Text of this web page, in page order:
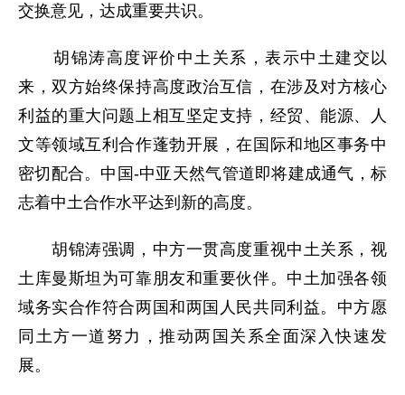
交换意见，达成重要共识。
胡锦涛高度评价中土关系，表示中土建交以
来，双方始终保持高度政治互信，在涉及对方核心
利益的重大问题上相互坚定支持，经贸、能源、人
文等领域互利合作蓬勃开展，在国际和地区事务中
密切配合。中国-中亚天然气管道即将建成通气，标
志着中土合作水平达到新的高度。
胡锦涛强调，中方一贯高度重视中土关系，视
土库曼斯坦为可靠朋友和重要伙伴。中土加强各领
域务实合作符合两国和两国人民共同利益。中方愿
同土方一道努力，推动两国关系全面深入快速发
展。